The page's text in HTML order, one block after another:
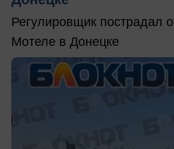
Регулировщик пострадал
Мотеле в Донецке